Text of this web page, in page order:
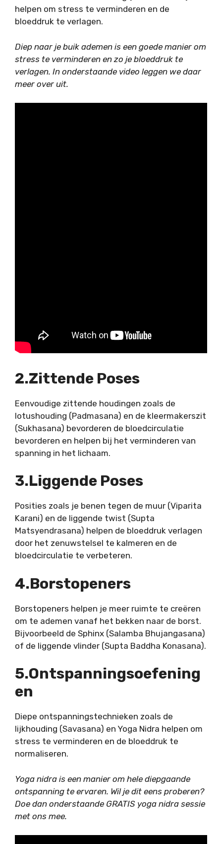
helpen om stress te verminderen en de
bloeddruk te verlagen.
Diep naar je buik ademen is een goede manier om
stress te verminderen en zo je bloeddruk te
verlagen. In onderstaande video leggen we daar
meer over uit.
2.Zittende Poses
Eenvoudige zittende houdingen zoals de
lotushouding (Padmasana) en de kleermakerszit
(Sukhasana) bevorderen de bloedcirculatie
bevorderen en helpen bij het verminderen van
spanning in het lichaam.
3.Liggende Poses
Posities zoals je benen tegen de muur (Viparita
Karani) en de liggende twist (Supta
Matsyendrasana) helpen de bloeddruk verlagen
door het zenuwstelsel te kalmeren en de
bloedcirculatie te verbeteren.
4.Borstopeners
Borstopeners helpen je meer ruimte te creëren
om te ademen vanaf het bekken naar de borst.
Bijvoorbeeld de Sphinx (Salamba Bhujangasana)
of de liggende vlinder (Supta Baddha Konasana).
5.Ontspanningsoefening
En
Diepe ontspanningstechnieken zoals de
lijkhouding (Savasana) en Yoga Nidra helpen om
stress te verminderen en de bloeddruk te
normaliseren.
Yoga nidra is een manier om hele diepgaande
ontspanning te ervaren. Wil je dit eens proberen?
Doe dan onderstaande GRATIS yoga nidra sessie
met ons mee.